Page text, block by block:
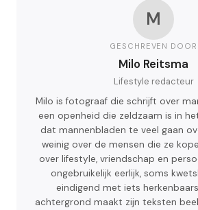
M
GESCHREVEN DOOR
Milo Reitsma
Lifestyle redacteur
Milo is fotograaf die schrijft over
een openheid die zeldzaam is in
dat mannenbladen te veel gaan
weinig over de mensen die ze
over lifestyle, vriendschap en
ongebruikelijk eerlijk, soms
eindigend met iets
achtergrond maakt zijn teksten